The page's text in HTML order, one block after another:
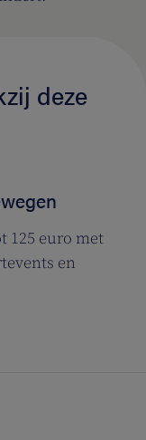
deze
125 euro met
en